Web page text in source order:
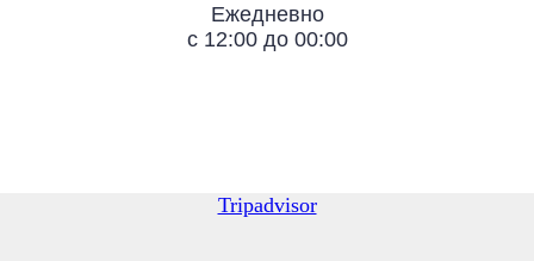
Ежедневно
с 12:00 до 00:00
Tripadvisor